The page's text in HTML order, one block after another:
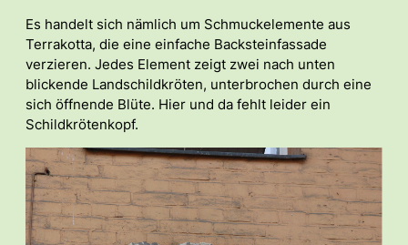
Es handelt sich nämlich um Schmuckelemente aus
Terrakotta, die eine einfache Backsteinfassade
verzieren. Jedes Element zeigt zwei nach unten
blickende Landschildkröten, unterbrochen durch eine
sich öffnende Blüte. Hier und da fehlt leider ein
Schildkrötenkopf.